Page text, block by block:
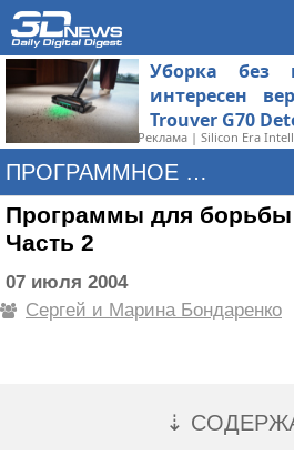
Уборка без
интересен
Trouver G70
Реклама | Silicon Era
ПРОГРАММНОЕ ОБЕСПЕЧЕНИЕ
Программы для
Часть 2
07 июля 2004
Сергей и Марина Бондаренко
⇣